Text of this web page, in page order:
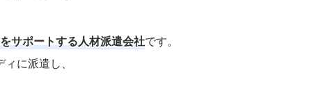
サポートする人材派遣会社です。
に派遣し、